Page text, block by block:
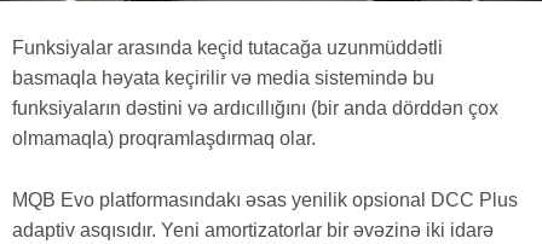
Funksiyalar arasında keçid tutacağa uzunmüddətli
basmaqla həyata keçirilir və media sistemində bu
funksiyaların dəstini və ardıcıllığını (bir anda dörddən çox
olmamaqla) proqramlaşdırmaq olar.
MQB Evo platformasındakı əsas yenilik opsional DCC Plus
adaptiv asqısıdır. Yeni amortizatorlar bir əvəzinə iki idarə